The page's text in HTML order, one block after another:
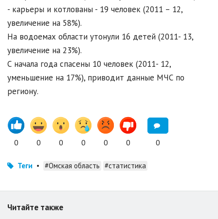
- карьеры и котлованы - 19 человек (2011 – 12,
увеличение на 58%).
На водоемах области утонули 16 детей (2011- 13,
увеличение на 23%).
С начала года спасены 10 человек (2011- 12,
уменьшение на 17%), приводит данные МЧС по
региону.
0 0 0 0 0 0 0
Теги • #Омская область #статистика
Читайте также